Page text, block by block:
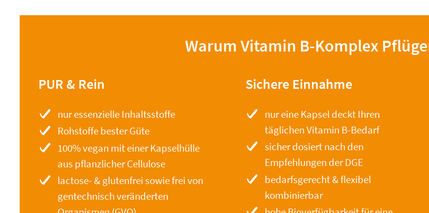
Warum Vitamin B-Komplex
PUR & Rein
nur essenzielle Inhaltsstoffe
Rohstoffe bester Güte
100% vegan mit einer Kapselhülle
aus pflanzlicher Cellulose
lactose- & glutenfrei sowie frei von
gentechnisch veränderten
Sichere Einnahme
nur eine Kapsel deckt Ihren
täglichen Vitamin B-Bedarf
sicher dosiert nach den
Empfehlungen der DGE
bedarfsgerecht & flexibel
kombinierbar